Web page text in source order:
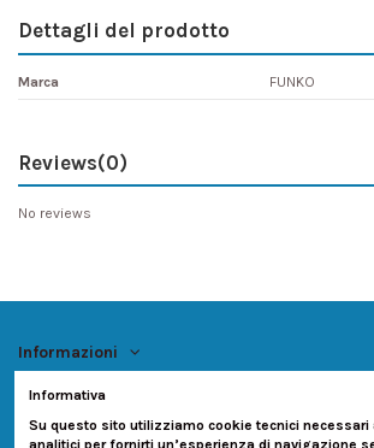
Dettagli del prodotto
Marca FUNKO
Reviews(0)
No reviews
Informazioni
Informativa
Su questo sito utilizziamo cookie tecnici necessari